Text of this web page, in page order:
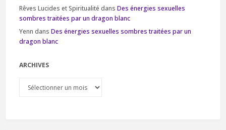
Rêves Lucides et Spiritualité dans Des énergies sexuelles
sombres traitées par un dragon blanc
Yenn dans Des énergies sexuelles sombres traitées par un
dragon blanc
ARCHIVES